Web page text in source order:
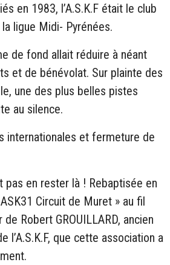
en 1983, l’A.S.K.F était le club
ligue Midi- Pyrénées.
de fond allait réduire à néant
et de bénévolat. Sur plainte des
une des plus belles pistes
au silence.
internationales et fermeture de
pas en rester là ! Rebaptisée en
Circuit de Muret » au fil
de Robert GROUILLARD, ancien
l’A.S.K.F, que cette association a